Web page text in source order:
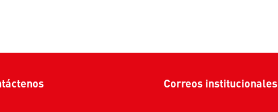
Correos institucionales